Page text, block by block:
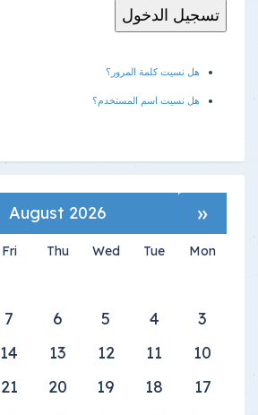
هل نسيت كلمة المرور؟
هل نسيت اسم المستخدم؟
«
August 2026
Mon
Tue
Wed
Thu
Fri
3
4
5
6
7
10
11
12
13
14
17
18
19
20
21